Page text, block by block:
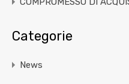
Categorie
News